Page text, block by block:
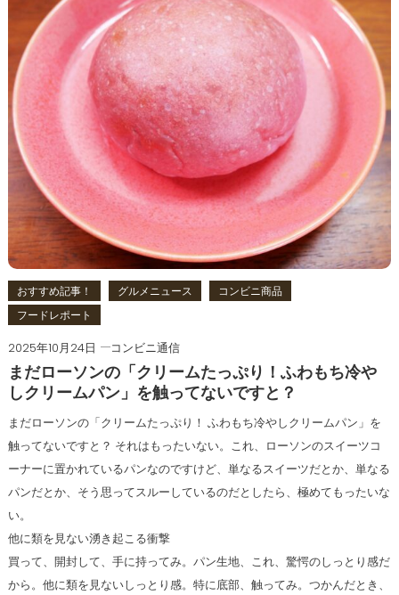
おすすめ記事！ グルメニュース
コンビニ商品
フードレポート
2025年10月24日
コンビニ通信
まだローソンの「クリームたっぷり！ふわもち冷や
しクリームパン」を触ってないですと？
まだローソンの「クリームたっぷり！ ふわもち冷やしクリームパン」を
触ってないですと？ それはもったいない。これ、ローソンのスイーツコ
ーナーに置かれているパンなのですけど、単なるスイーツだとか、単なる
パンだとか、そう思ってスルーしているのだとしたら、極めてもったいな
い。
他に類を見ない湧き起こる衝撃
買って、開封して、手に持ってみ。パン生地、これ、驚愕のしっとり感だ
から。他に類を見ないしっとり感。特に底部、触ってみ。つかんだとき、